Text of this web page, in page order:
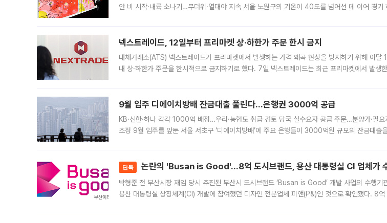
안 비 시작·내륙 소나기…무더위·열대야 지속 서울 노원구의 기온이 40도를 넘어선 데 이어 경기
넥스트레이드, 12일부터 프리마켓 상·하한가 주문 한시 금지
대체거래소(ATS) 넥스트레이드가 프리마켓에서 발생하는 가격 왜곡 현상을 방지하기 위해 이달
내 상·하한가 주문을 한시적으로 금지하기로 했다. 7일 넥스트레이드는 최근 프리마켓에서 발생
9월 입주 디에이치방배 잔금대출 풀린다…은행권 3000억 공급
KB·신한·하나 각각 1000억 배정…우리·농협도 취급 검토 당국 실수요자 공급 주문…분양가·필
조정 9월 입주를 앞둔 서울 서초구 ‘디에이치방배’에 주요 은행들이 3000억원 규모의 잔금대출
단독 논란의 'Busan is Good'…8억 도시브랜드, 용산 대통령실 CI 업체가
박형준 전 부산시장 재임 당시 추진된 부산시 도시브랜드 ‘Busan is Good’ 개발 사업의 수행기
용산 대통령실 상징체계(CI) 개발에 참여했던 디자인 전문업체 피앤(P&)인 것으로 확인됐다. 8억